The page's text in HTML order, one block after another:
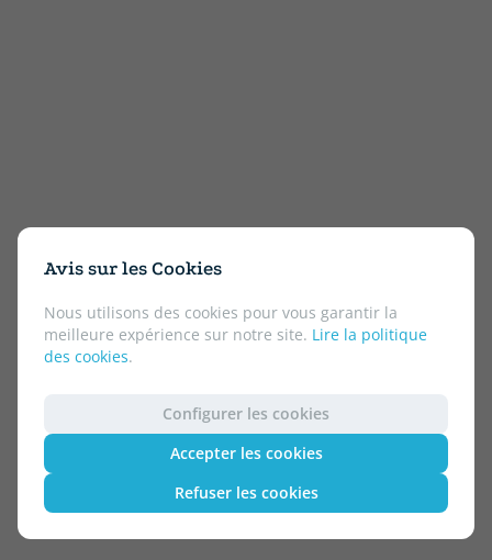
Avis sur les Cookies
Nous utilisons des cookies pour vous garantir la
meilleure expérience sur notre site. Lire la politique
des cookies.
Configurer les cookies
Accepter les cookies
Refuser les cookies